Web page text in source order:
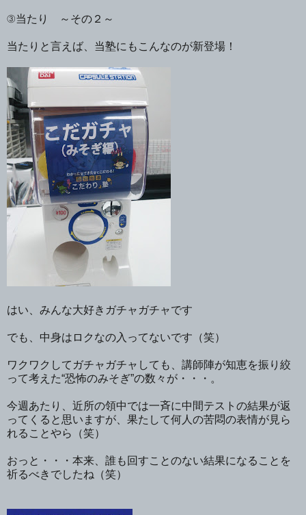
③当たり ～その２～
当たりと言えば、当塾にもこんなのが新登場！
はい、みんな大好きガチャガチャです
でも、中身はロクなの入ってないです（笑）
ワクワクしてガチャガチャしても、講師陣が知恵を振り絞
って考えた“恐怖のみそぎ”の数々が・・・。
今週あたり、近所の領中では一斉に中間テストの結果が返
ってくると思いますが、果たして何人の苦悶の表情が見ら
れることやら（笑）
おっと・・・本来、誰も回すことのない結果になることを
祈るべきでしたね（笑）